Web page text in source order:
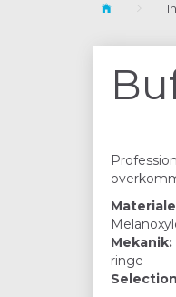
Mekanik:
ringe